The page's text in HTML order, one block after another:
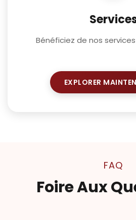
Bénéficiez de nos
EXPLORER
FAQ
Foire Aux